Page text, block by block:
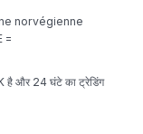
norvégienne
=
है और 24 घंटे का ट्रेडिंग